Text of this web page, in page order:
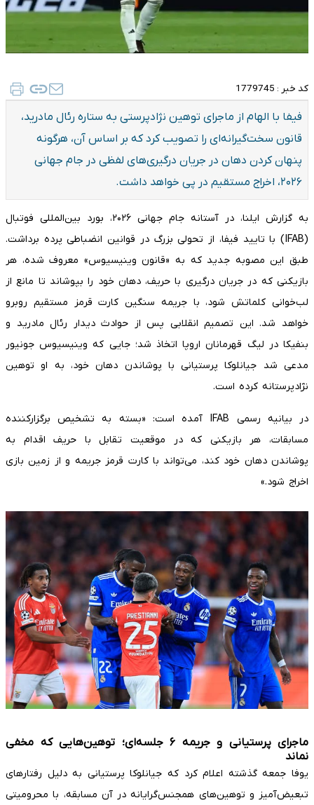
کد خبر : 1779745
فیفا با الهام از ماجرای توهین نژادپرستی به ستاره رئال مادرید،
قانون سخت‌گیرانه‌ای را تصویب کرد که بر اساس آن، هرگونه
پنهان کردن دهان در جریان درگیری‌های لفظی در جام جهانی
۲۰۲۶، اخراج مستقیم در پی خواهد داشت.
به گزارش ایلنا، در آستانه جام جهانی ۲۰۲۶، بورد بین‌المللی فوتبال
(IFAB) با تایید فیفا، از تحولی بزرگ در قوانین انضباطی پرده برداشت.
طبق این مصوبه جدید که به «قانون وینیسیوس» معروف شده، هر
بازیکنی که در جریان درگیری با حریف، دهان خود را بپوشاند تا مانع از
لب‌خوانی کلماتش شود، با جریمه سنگین کارت قرمز مستقیم روبرو
خواهد شد. این تصمیم انقلابی پس از حوادث دیدار رئال مادرید و
بنفیکا در لیگ قهرمانان اروپا اتخاذ شد؛ جایی که وینیسیوس جونیور
مدعی شد جیانلوکا پرستیانی با پوشاندن دهان خود، به او توهین
نژادپرستانه کرده است.
در بیانیه رسمی IFAB آمده است: «بسته به تشخیص برگزارکننده
مسابقات، هر بازیکنی که در موقعیت تقابل با حریف اقدام به
پوشاندن دهان خود کند، می‌تواند با کارت قرمز جریمه و از زمین بازی
اخراج شود.»
ماجرای پرستیانی و جریمه ۶ جلسه‌ای؛ توهین‌هایی که مخفی
نماند
یوفا جمعه گذشته اعلام کرد که جیانلوکا پرستیانی به دلیل رفتارهای
تبعیض‌آمیز و توهین‌های همجنس‌گرایانه در آن مسابقه، با محرومیتی